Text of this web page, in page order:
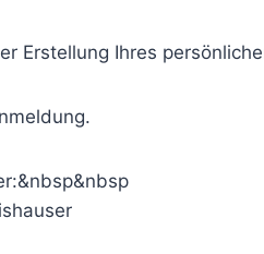
Erstellung Ihres